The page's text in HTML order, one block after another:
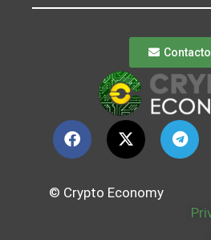
Contacto
© Crypto Economy